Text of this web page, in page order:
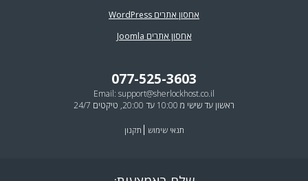
אחסון אתרים WordPress
אחסון אתרים Joomla
077-525-3603
Email: support@sherlockhost.co.il
ראשון עד שישי מ 10:00 עד 20:00, טיקטים 24/7
תנאי שימוש תקנון